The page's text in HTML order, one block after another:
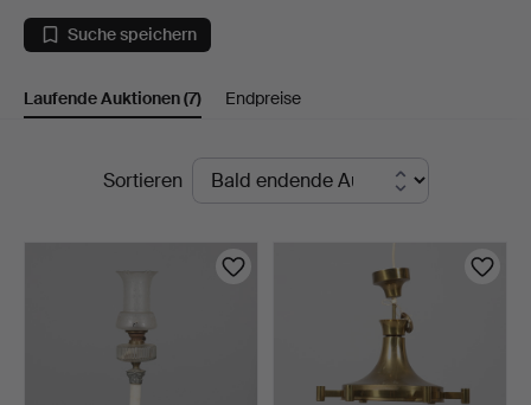
Lampen
bei
Auktionshall
Suche speichern
Laufende Auktionen(7) Endpreise
LaufendeSortieren